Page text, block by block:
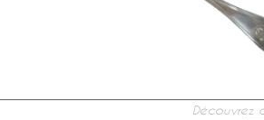
Découvrez